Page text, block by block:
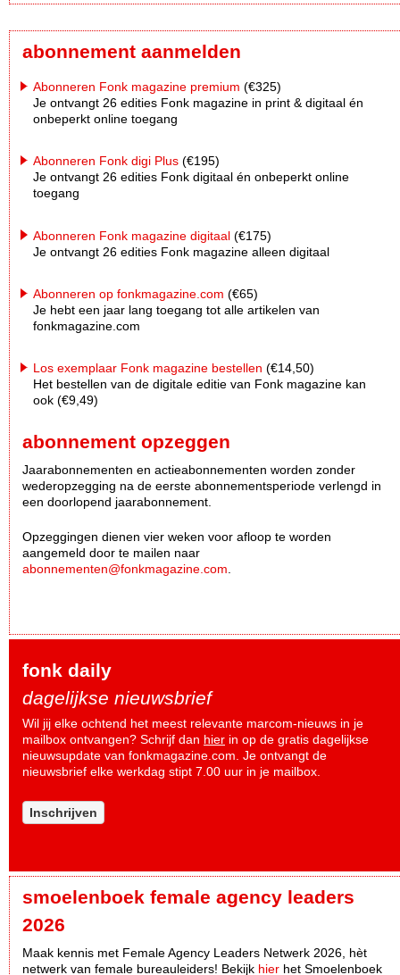
abonnement aanmelden
Abonneren Fonk magazine premium (€325)
Je ontvangt 26 edities Fonk magazine in print & digitaal én
onbeperkt online toegang
Abonneren Fonk digi Plus (€195)
Je ontvangt 26 edities Fonk digitaal én onbeperkt online
toegang
Abonneren Fonk magazine digitaal (€175)
Je ontvangt 26 edities Fonk magazine alleen digitaal
Abonneren op fonkmagazine.com (€65)
Je hebt een jaar lang toegang tot alle artikelen van
fonkmagazine.com
Los exemplaar Fonk magazine bestellen (€14,50)
Het bestellen van de digitale editie van Fonk magazine kan
ook (€9,49)
abonnement opzeggen
Jaarabonnementen en actieabonnementen worden zonder
wederopzegging na de eerste abonnementsperiode verlengd in
een doorlopend jaarabonnement.
Opzeggingen dienen vier weken voor afloop te worden
aangemeld door te mailen naar
abonnementen@fonkmagazine.com
fonk daily
dagelijkse nieuwsbrief
Wil jij elke ochtend het meest relevante marcom-nieuws in je
mailbox ontvangen? Schrijf dan hier in op de gratis dagelijkse
nieuwsupdate van fonkmagazine.com. Je ontvangt de
nieuwsbrief elke werkdag stipt 7.00 uur in je mailbox.
Inschrijven
smoelenboek female agency leaders
2026
Maak kennis met Female Agency Leaders Netwerk 2026, hèt
netwerk van female bureauleiders! Bekijk hier het Smoelenboek